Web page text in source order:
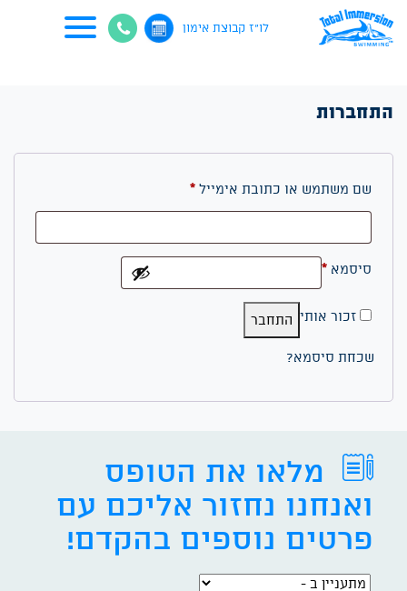
לו"ז קבוצת אימון
דף הבית>החשבון שלי
התחברות
שם משתמש או כתובת אימייל *חובה
סיסמא *חובה
זכור אותי התחבר
שכחת סיסמא?
מלאו את הטופס
ואנחנו נחזור אליכם עם
פרטים נוספים בהקדם!
מתעניין ב -